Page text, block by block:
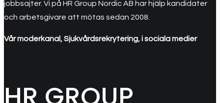
jobbsajter. Vi på HR Group Nordic AB har hjälp kandidater
och arbetsgivare att mötas sedan 2008.
Vår moderkanal, Sjukvårdsrekrytering, i sociala medier